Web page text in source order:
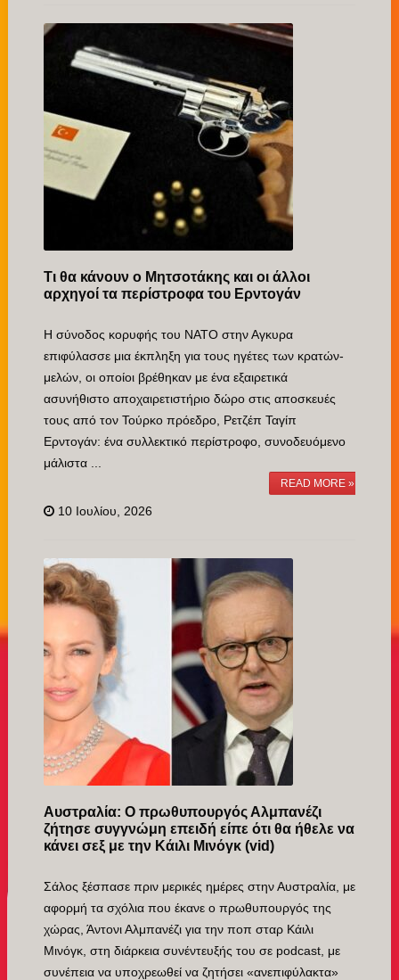
Τι θα κάνουν ο Μητσοτάκης και οι άλλοι
αρχηγοί τα περίστροφα του Ερντογάν
Η σύνοδος κορυφής του ΝΑΤΟ στην Αγκυρα
επιφύλασσε μια έκπληξη για τους ηγέτες των κρατών-
μελών, οι οποίοι βρέθηκαν με ένα εξαιρετικά
ασυνήθιστο αποχαιρετιστήριο δώρο στις αποσκευές
τους από τον Τούρκο πρόεδρο, Ρετζέπ Ταγίπ
Ερντογάν: ένα συλλεκτικό περίστροφο, συνοδευόμενο
μάλιστα ...
READ MORE »
10 Ιουλίου, 2026
Αυστραλία: Ο πρωθυπουργός Αλμπανέζι
ζήτησε συγγνώμη επειδή είπε ότι θα ήθελε να
κάνει σεξ με την Κάιλι Μινόγκ (vid)
Σάλος ξέσπασε πριν μερικές ημέρες στην Αυστραλία, με
αφορμή τα σχόλια που έκανε ο πρωθυπουργός της
χώρας, Άντονι Αλμπανέζι για την ποπ σταρ Κάιλι
Μινόγκ, στη διάρκεια συνέντευξής του σε podcast, με
συνέπεια να υποχρεωθεί να ζητήσει «ανεπιφύλακτα»